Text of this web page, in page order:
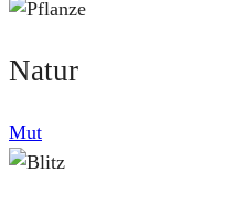
Natur
Mut